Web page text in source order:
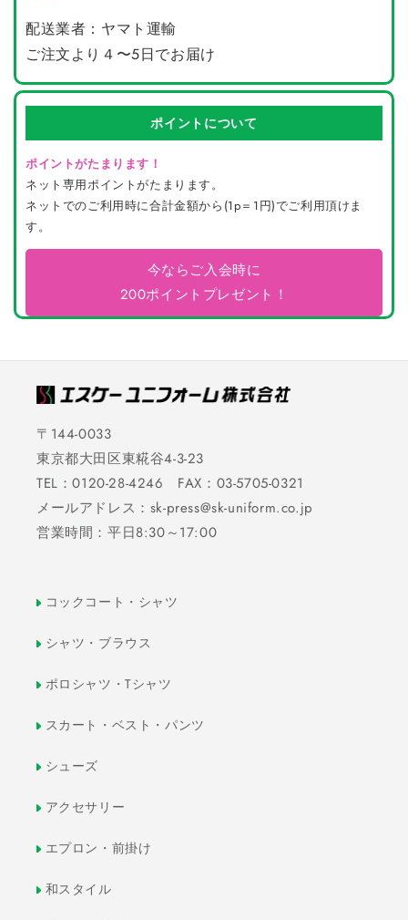
配送業者：ヤマト運輸
ご注文より４〜5日でお届け
ポイントについて
ポイントがたまります！
ネット専用ポイントがたまります。
ネットでのご利用時に合計金額から(1p＝1円)でご利用頂けま
す。
今ならご入会時に
200ポイントプレゼント！
〒144-0033
東京都大田区東糀谷4-3-23
TEL：0120-28-4246 FAX：03-5705-0321
メールアドレス：sk-press@sk-uniform.co.jp
営業時間：平日8:30～17:00
コックコート・シャツ
シャツ・ブラウス
ポロシャツ・Tシャツ
スカート・ベスト・パンツ
シューズ
アクセサリー
エプロン・前掛け
和スタイル